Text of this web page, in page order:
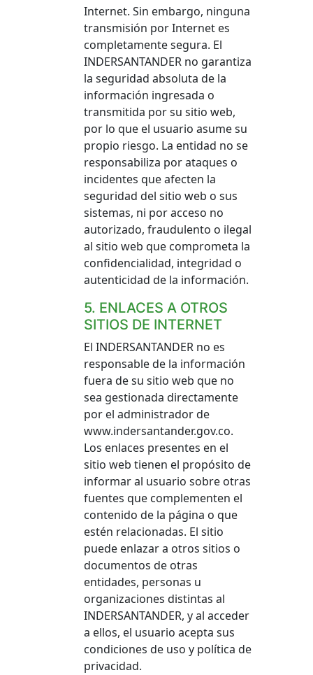
Internet. Sin embargo, ninguna
transmisión por Internet es
completamente segura. El
INDERSANTANDER no garantiza
la seguridad absoluta de la
información ingresada o
transmitida por su sitio web,
por lo que el usuario asume su
propio riesgo. La entidad no se
responsabiliza por ataques o
incidentes que afecten la
seguridad del sitio web o sus
sistemas, ni por acceso no
autorizado, fraudulento o ilegal
al sitio web que comprometa la
confidencialidad, integridad o
autenticidad de la información.
5. ENLACES A OTROS
SITIOS DE INTERNET
El INDERSANTANDER no es
responsable de la información
fuera de su sitio web que no
sea gestionada directamente
por el administrador de
www.indersantander.gov.co.
Los enlaces presentes en el
sitio web tienen el propósito de
informar al usuario sobre otras
fuentes que complementen el
contenido de la página o que
estén relacionadas. El sitio
puede enlazar a otros sitios o
documentos de otras
entidades, personas u
organizaciones distintas al
INDERSANTANDER, y al acceder
a ellos, el usuario acepta sus
condiciones de uso y política de
privacidad.